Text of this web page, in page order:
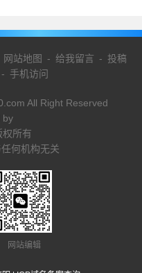
网站地图 - 给我留言 - 投稿
- 手机访问
All Right Reserved
by
权所有
何机构无关
网站编辑